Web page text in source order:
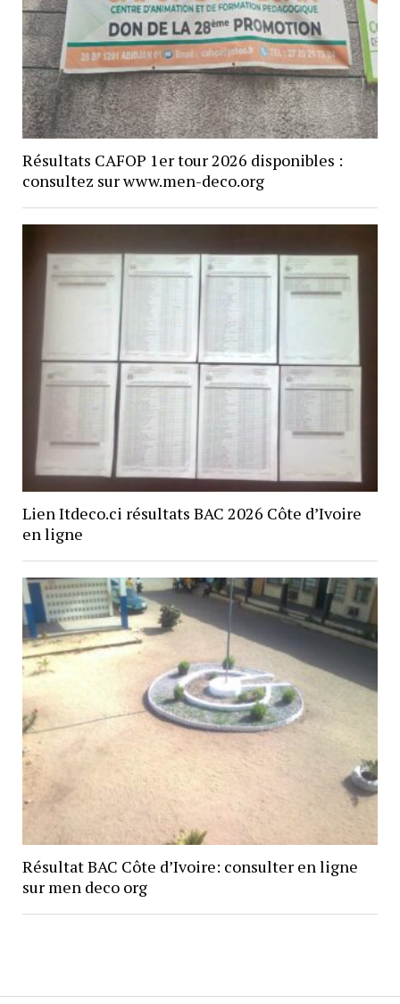
Résultats CAFOP 1er tour 2026 disponibles :
consultez sur www.men-deco.org
Lien Itdeco.ci résultats BAC 2026 Côte d’Ivoire
en ligne
Résultat BAC Côte d’Ivoire: consulter en ligne
sur men deco org